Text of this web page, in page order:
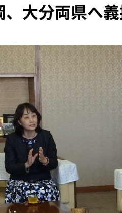
、大分両県へ